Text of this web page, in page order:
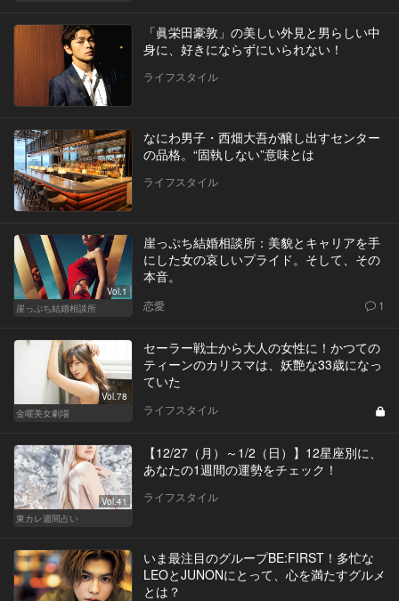
「眞栄田豪敦」の美しい外見と男らしい中
身に、好きにならずにいられない！
ライフスタイル
なにわ男子・西畑大吾が醸し出すセンター
の品格。“固執しない”意味とは
ライフスタイル
Vol.1
崖っぷち結婚相談所
崖っぷち結婚相談所：美貌とキャリアを手
にした女の哀しいプライド。そして、その
本音。
恋愛 1
Vol.78
金曜美女劇場
セーラー戦士から大人の女性に！かつての
ティーンのカリスマは、妖艶な33歳になっ
ていた
ライフスタイル
Vol.41
東カレ週間占い
【12/27（月）～1/2（日）】12星座別に、
あなたの1週間の運勢をチェック！
ライフスタイル
いま最注目のグループBE:FIRST！多忙な
LEOとJUNONにとって、心を満たすグルメ
とは？